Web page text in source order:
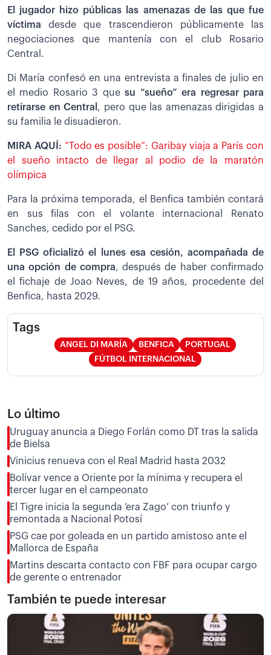
El jugador hizo públicas las amenazas de las que fue
víctima desde que trascendieron públicamente las
negociaciones que mantenía con el club Rosario
Central.
Di María confesó en una entrevista a finales de julio en
el medio Rosario 3 quesu “sueño” era regresar para
retirarse en Central , pero que las amenazas dirigidas a
su familia le disuadieron.
MIRA AQUÍ: “Todo es posible”: Garibay viaja a París con
el sueño intacto de llegar al podio de la maratón
olímpica
Para la próxima temporada, el Benfica también contará
en sus filas con el volante internacional Renato
Sanches, cedido por el PSG.
El PSG oficializó el lunes esa cesión, acompañada de
una opción de compra, después de haber confirmado
el fichaje de Joao Neves, de 19 años, procedente del
Benfica, hasta 2029.
Tags
ANGEL DI MARÍA BENFICA
PORTUGAL
FÚTBOL INTERNACIONAL
Lo último
Uruguay anuncia a Diego Forlán como DT tras la salida
de Bielsa
Vinicius renueva con el Real Madrid hasta 2032
Bolívar vence a Oriente por la mínima y recupera el
tercer lugar en el campeonato
El Tigre inicia la segunda ‘era Zago’ con triunfo y
remontada a Nacional Potosí
PSG cae por goleada en un partido amistoso ante el
Mallorca de España
Martins descarta contacto con FBF para ocupar cargo
de gerente o entrenador
También te puede interesar